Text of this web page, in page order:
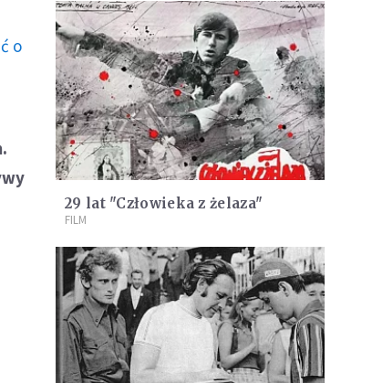
o
29 lat "Człowieka z żelaza"
FILM